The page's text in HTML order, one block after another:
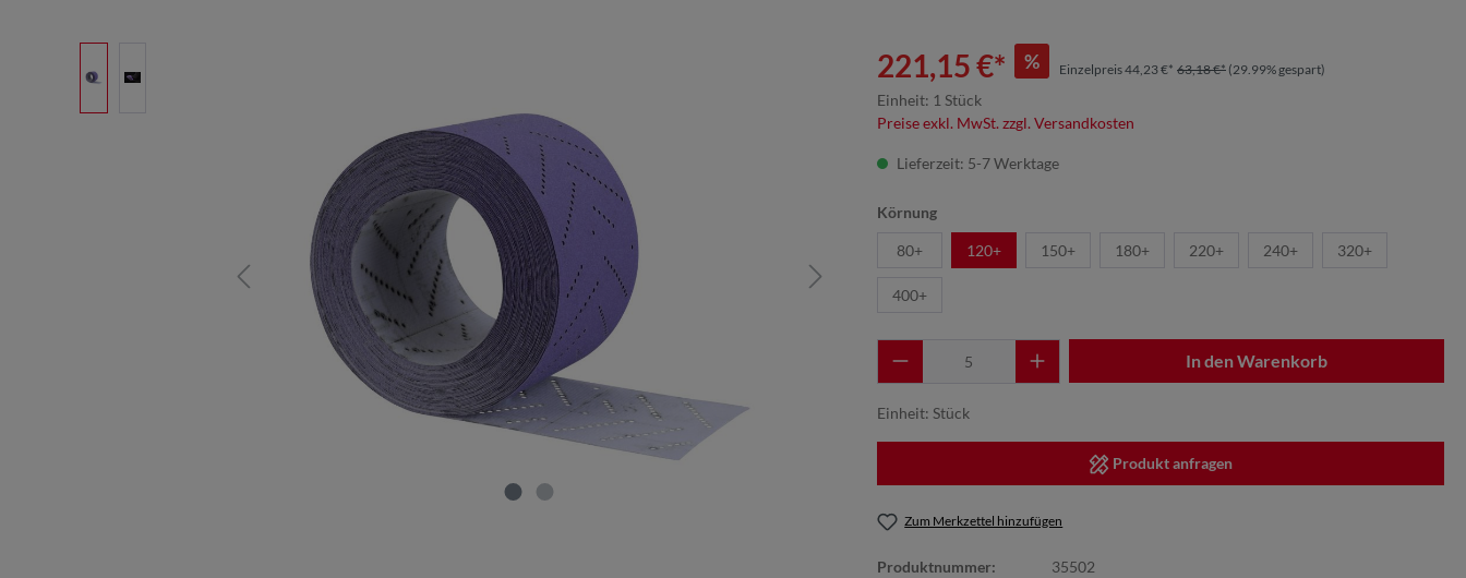
221,15 €* % Einzelpreis 44,23 €* 63,18 €* (29.99% gespart)
Einheit: 1 Stück
Preise exkl. MwSt. zzgl. Versandkosten
Lieferzeit: 5-7 Werktage
Körnung
80+ 120+ 150+ 180+ 220+ 240+ 320+
400+
In den Warenkorb
Einheit: Stück
Produkt anfragen
Zum Merkzettel hinzufügen
Produktnummer:
35502